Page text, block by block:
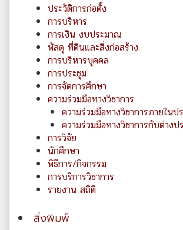
ประวัติการก่อตั้ง
การบริหาร
การเงิน งบประมาณ
พัสดุ ที่ดินและสิ่งก่อสร้าง
การบริหารบุคคล
การประชุม
การจัดการศึกษา
ความร่วมมือทางวิชาการ
ความร่วมมือทางวิชาการภายในป
ความร่วมมือทางวิชาการกับต่างป
การวิจัย
นักศึกษา
พิธีการ/กิจกรรม
การบริการวิชาการ
รายงาน สถิติ
สิ่งพิมพ์